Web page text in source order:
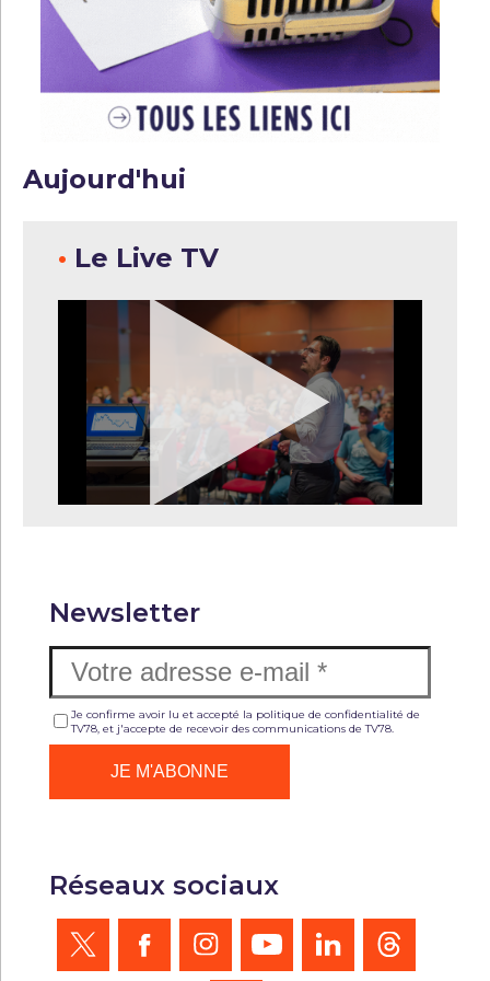
Aujourd'hui
• Le Live TV
Newsletter
Je confirme avoir lu et accepté la politique de confidentialité de
TV78, et j'accepte de recevoir des communications de TV78.
Réseaux sociaux